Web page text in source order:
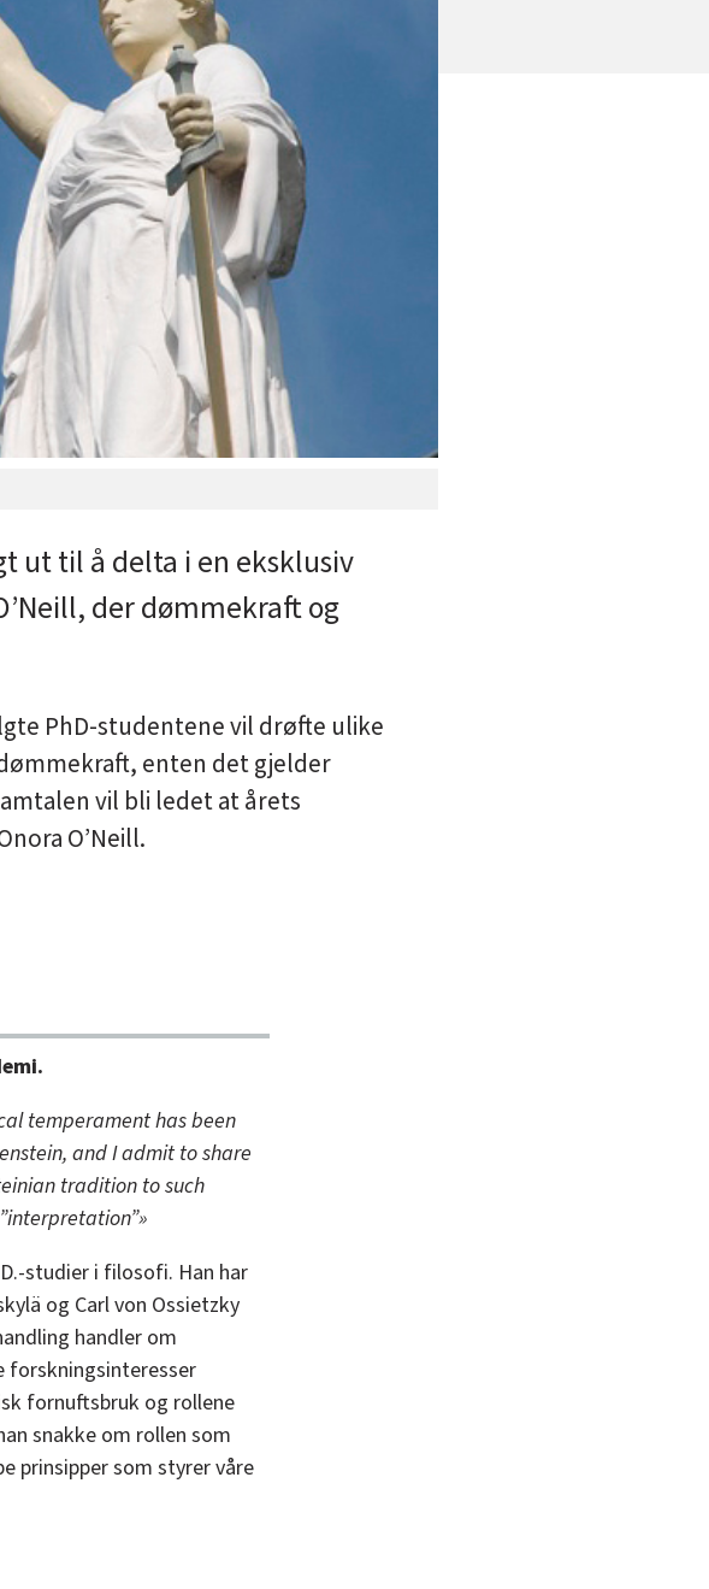
ut til å delta i en eksklusiv
der dømmekraft og
PhD-studentene vil drøfte ulike
enten det gjelder
vil bli ledet at årets
O’Neill.
temperament has been
and I admit to share
tradition to such
studier i filosofi. Han har
og Carl von Ossietzky
handler om
forskningsinteresser
fornuftsbruk og rollene
snakke om rollen som
prinsipper som styrer våre